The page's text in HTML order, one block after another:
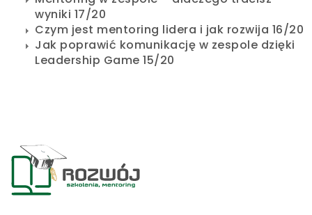
wyniki 17/20
Czym jest mentoring lidera i jak rozwija 16/20
Jak poprawić komunikację w zespole dzięki
Leadership Game 15/20